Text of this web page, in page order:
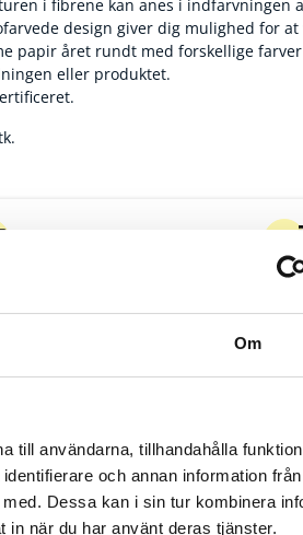
Om
till användarna, tillhandahålla
och annan information
Dessa kan i sin tur kombinera
in när du har använt deras tjänster.
i fibrene kan anes i indfarvningen
design giver dig mulighed for
papir året rundt med forskellige
eller produktet.